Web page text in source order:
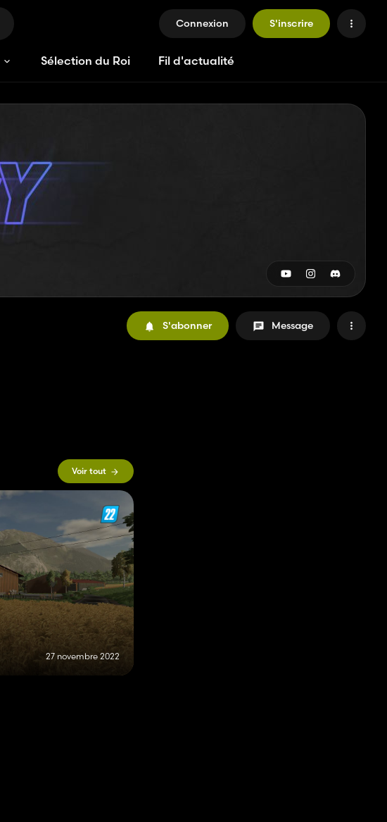
Connexion S'inscrire
Sélection du Roi Fil d'actualité
S'abonner Message
Voir tout
27 novembre 2022